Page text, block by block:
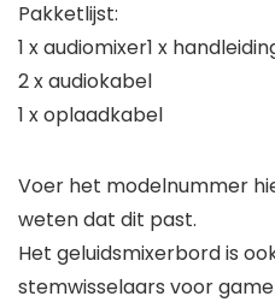
Pakketlijst:
1 x audiomixer1 x
2 x audiokabel
1 x oplaadkabel
Voer het modelnummer
weten dat dit past.
Het geluidsmixerbord is
stemwisselaars voor